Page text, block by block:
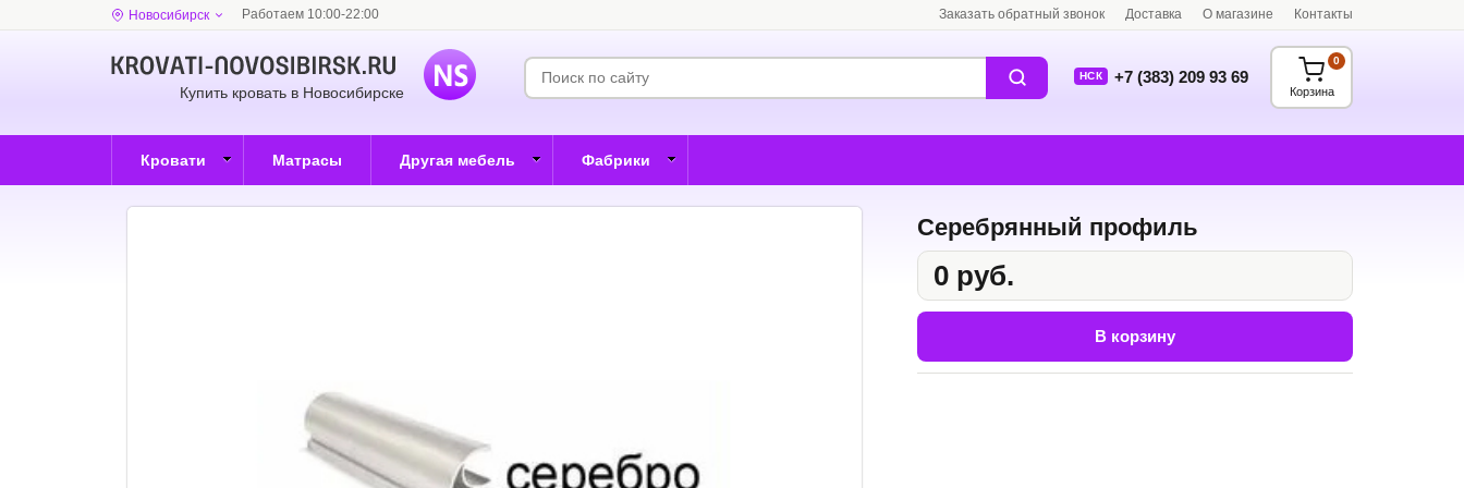
Новосибирск Работаем 10:00-22:00 Заказать обратный звонок Доставка О магазине Контакты
Купить кровать в Новосибирске
НСК +7 (383) 209 93 69
Корзина
0
Кровати Матрасы Другая мебель Фабрики
Серебрянный профиль
0 руб.
В корзину